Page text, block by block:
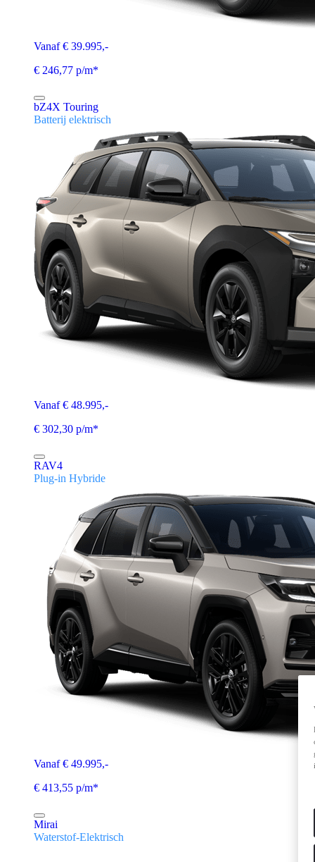
Vanaf € 39.995,-
€ 246,77 p/m*
bZ4X Touring
Batterij elektrisch
Vanaf € 48.995,-
€ 302,30 p/m*
RAV4
Plug-in Hybride
Vanaf € 49.995,-
€ 413,55 p/m*
Mirai
Waterstof-Elektrisch